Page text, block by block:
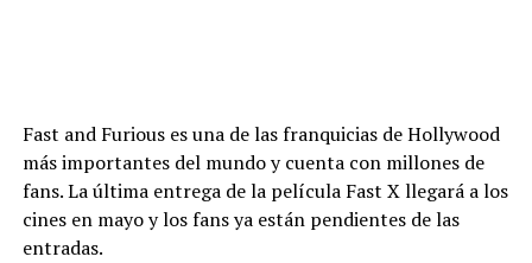
Fast and Furious es una de las franquicias de Hollywood
más importantes del mundo y cuenta con millones de
fans. La última entrega de la película Fast X llegará a los
cines en mayo y los fans ya están pendientes de las
entradas.